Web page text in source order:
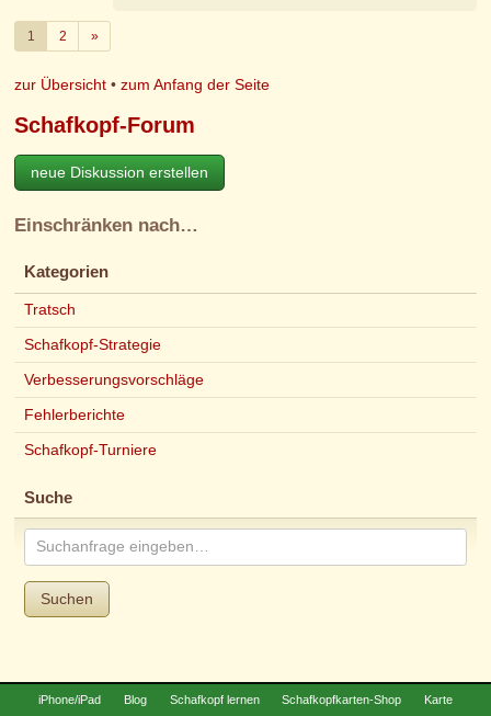
1 2 »Weiter
zur Übersicht •zum Anfang der Seite
Schafkopf-Forum
neue Diskussion erstellen
Einschränken nach…
Kategorien
Tratsch
Schafkopf-Strategie
Verbesserungsvorschläge
Fehlerberichte
Schafkopf-Turniere
Suche
Suchen
iPhone/iPad Blog Schafkopf lernen Schafkopfkarten-Shop Karte